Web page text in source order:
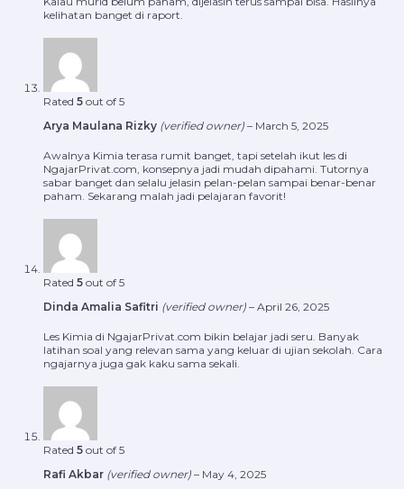
kelihatan banget di raport.
Rated 5 out of 5
Arya Maulana Rizky (verified owner) – March 5, 2025
Awalnya Kimia terasa rumit banget, tapi setelah ikut les di
NgajarPrivat.com, konsepnya jadi mudah dipahami. Tutornya
sabar banget dan selalu jelasin pelan-pelan sampai benar-benar
paham. Sekarang malah jadi pelajaran favorit!
Rated 5 out of 5
Dinda Amalia Safitri (verified owner) – April 26, 2025
Les Kimia di NgajarPrivat.com bikin belajar jadi seru. Banyak
latihan soal yang relevan sama yang keluar di ujian sekolah. Cara
ngajarnya juga gak kaku sama sekali.
Rated 5 out of 5
Rafi Akbar (verified owner) – May 4, 2025